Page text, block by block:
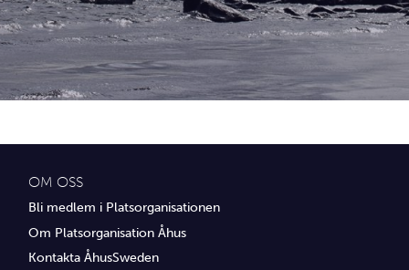
Idrottsföreningar
Media
Transport
Övrig service
OM OSS
Bli medlem i Platsorganisationen
Om Platsorganisation Åhus
Kontakta ÅhusSweden